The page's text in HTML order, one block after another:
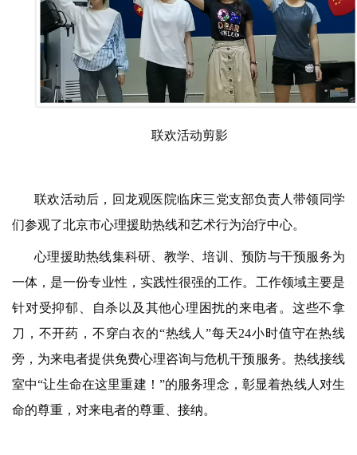
联欢活动剪影
联欢活动后，回龙观医院临床三党支部负责人带领同学
们参观了北京市心理援助热线和艺术行为治疗中心。
心理援助热线集科研、教学、培训、预防与干预服务为
一体，是一份专业性，实践性很强的工作。工作领域主要是
针对受抑郁、自杀以及其他心理困扰的来电者。这些不拿
刀，不开药，不穿白衣的“热线人”每天24小时值守在热线
旁，为来电者提供免费心理咨询与危机干预服务。热线接线
室中“让生命在这里重建！”的服务理念，彰显着热线人对生
命的尊重，对来电者的尊重、接纳。